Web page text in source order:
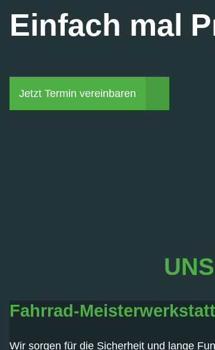
Einfach mal
Jetzt Termin vereinbaren
Fahrrad-Meisterwerkstatt
Wir sorgen für die Sicherheit und lange